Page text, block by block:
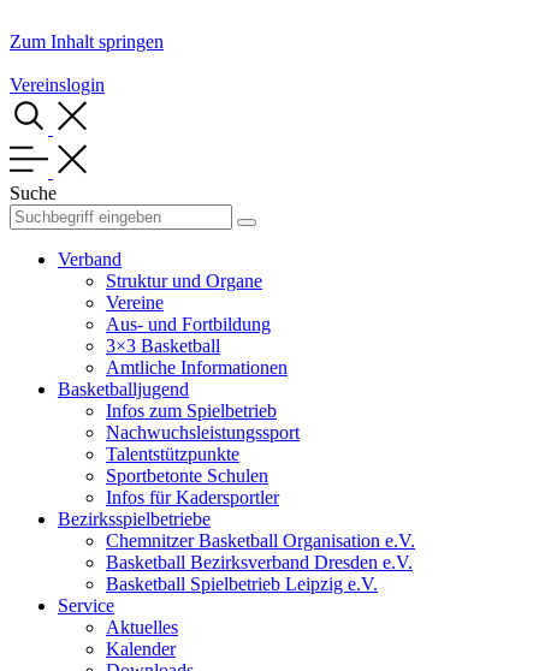
Zum Inhalt springen
Vereinslogin
Suche
Verband
Struktur und Organe
Vereine
Aus- und Fortbildung
3×3 Basketball
Amtliche Informationen
Basketballjugend
Infos zum Spielbetrieb
Nachwuchsleistungssport
Talentstützpunkte
Sportbetonte Schulen
Infos für Kadersportler
Bezirksspielbetriebe
Chemnitzer Basketball Organisation e.V.
Basketball Bezirksverband Dresden e.V.
Basketball Spielbetrieb Leipzig e.V.
Service
Aktuelles
Kalender